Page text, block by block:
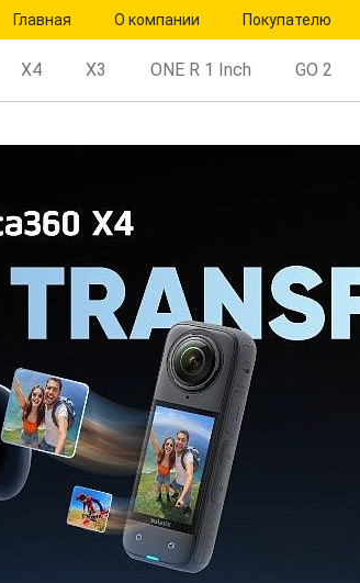
Главная О компании Покупателю
X4 X3 ONE R 1 Inch GO 2